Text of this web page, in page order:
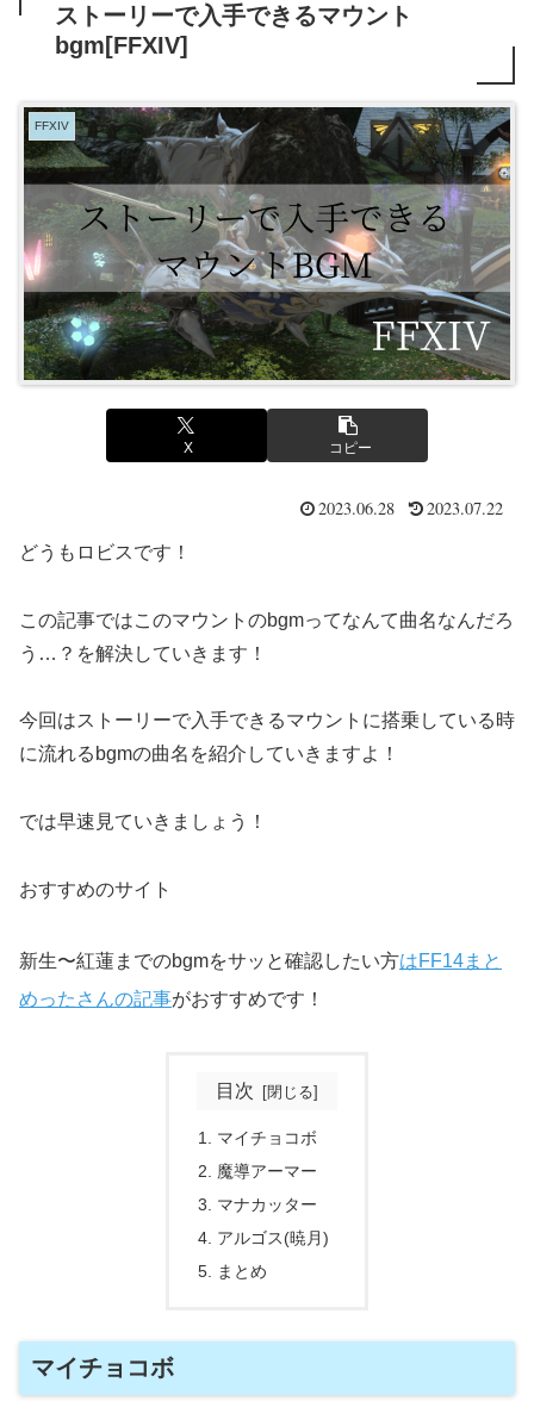
ストーリーで入手できるマウント
bgm[FFXIV]
FFXIV
X コピー
2023.06.28 2023.07.22
どうもロビスです！
この記事ではこのマウントのbgmってなんて曲名なんだろ
う…？を解決していきます！
今回はストーリーで入手できるマウントに搭乗している時
に流れるbgmの曲名を紹介していきますよ！
では早速見ていきましょう！
おすすめのサイト
新生〜紅蓮までのbgmをサッと確認したい方はFF14まと
めったさんの記事がおすすめです！
目次
マイチョコボ
魔導アーマー
マナカッター
アルゴス(暁月)
まとめ
マイチョコボ